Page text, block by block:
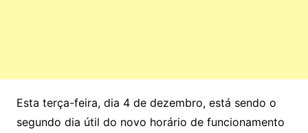
Esta terça-feira, dia 4 de dezembro, está sendo o
segundo dia útil do novo horário de funcionamento